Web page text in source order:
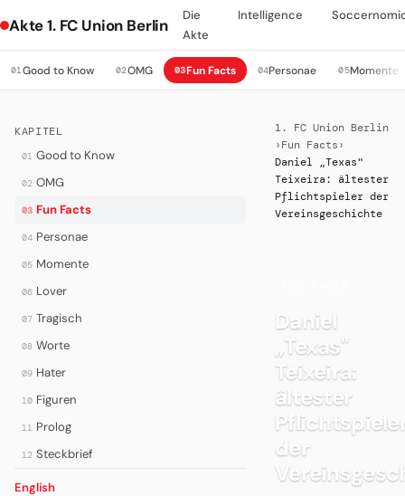
Akte 1. FC Union Berlin
Die
Akte
Intelligence
01Good to Know 02OMG 03Fun Facts 04Personae 05Momente
KAPITEL
01 Good to Know
02 OMG
03 Fun Facts
04 Personae
05 Momente
06 Lover
07 Tragisch
08 Worte
09 Hater
10 Figuren
11 Prolog
12 Steckbrief
English
1. FC Union Berlin
› Fun Facts ›
Daniel „Texas"
Teixeira: ältester
Pflichtspieler der
Vereinsgeschichte
Daniel
„Texas"
Teixeira:
ältester
der